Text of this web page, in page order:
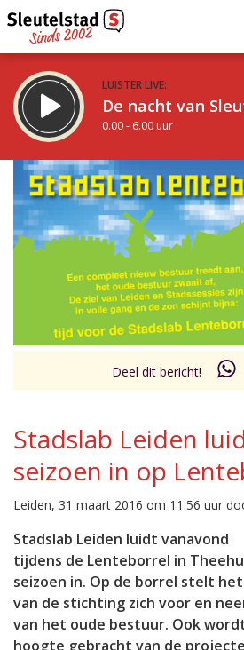
LUISTER LIVE:
De nacht van
0.00 - 6.00 uur
STRAKS:
De ochtend van Sleutelstad
6.00 - 12.00 uur
Vorig uur
uur 1 van 0
Deel dit bericht!
Stadslab Leiden
seizoen in op
Leiden, 31 maart 2016 om 11:56 uur
Stadslab Leiden luidt vanavond
tijdens de Lenteborrel in
seizoen in. Op de borrel stelt
van de stichting zich voor en
van het oude bestuur. Ook
hoogte gebracht van de